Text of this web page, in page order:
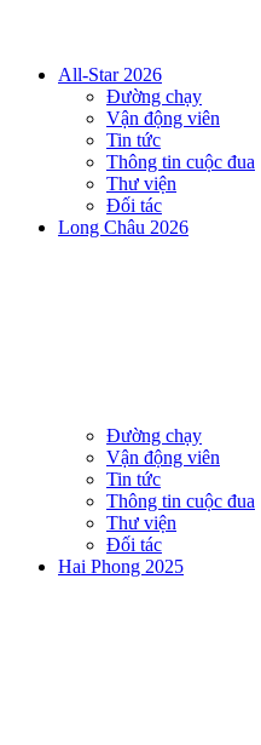
All-Star 2026
Đường chạy
Vận động viên
Tin tức
Thông tin cuộc đua
Thư viện
Đối tác
Long Châu 2026
Đường chạy
Vận động viên
Tin tức
Thông tin cuộc đua
Thư viện
Đối tác
Hai Phong 2025